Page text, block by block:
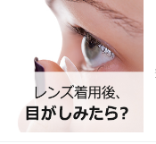
カラー
ブラウン
グレー
ヘーゼル